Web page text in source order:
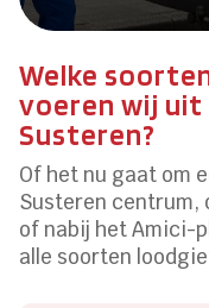
Welke
voeren wij
Susteren?
Of het nu gaat om
Susteren
of nabij het Amici-
alle soorten